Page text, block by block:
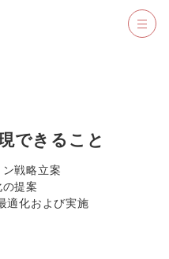
できること
ン戦略立案
の提案
適化および実施